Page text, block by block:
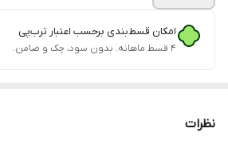
امکان قسط‌بندی برحسب اعتبار ترب‌پی
۴ قسط ماهانه. بدون سود، چک و ضامن.
نظرات